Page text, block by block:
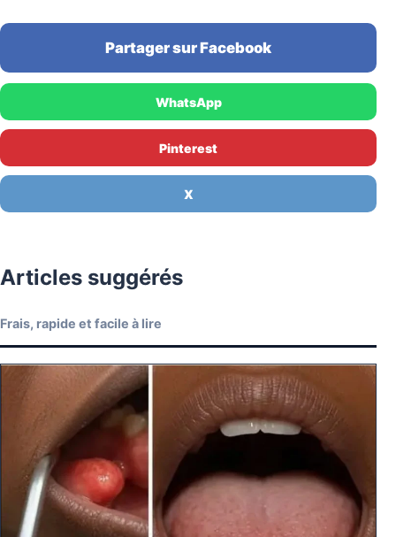
Partager sur Facebook
WhatsApp
Pinterest
X
Articles suggérés
Frais, rapide et facile à lire